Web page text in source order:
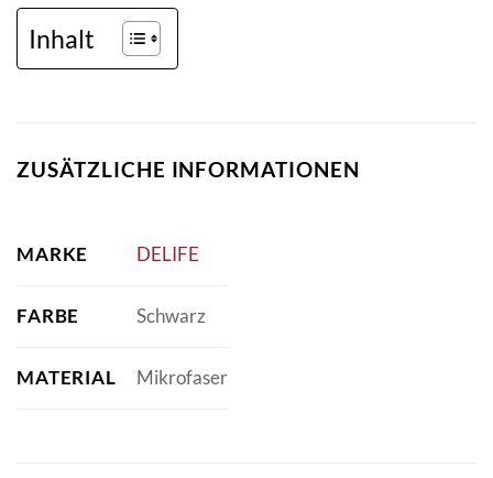
Inhalt
ZUSÄTZLICHE INFORMATIONEN
MARKE DELIFE
FARBE Schwarz
MATERIAL Mikrofaser